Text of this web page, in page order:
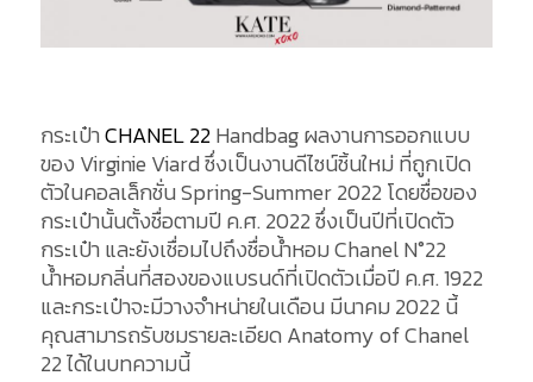
กระเป๋าCHANEL 22Handbag ผลงานการออกแบบ
ของ Virginie Viard ซึ่งเป็นงานดีไซน์ชิ้นใหม่ ที่ถูกเปิด
ตัวในคอลเล็กชั่น Spring-Summer 2022 โดยชื่อของ
กระเป๋านั้นตั้งชื่อตามปี ค.ศ. 2022 ซึ่งเป็นปีที่เปิดตัว
กระเป๋า และยังเชื่อมไปถึงชื่อน้ำหอม Chanel N°22
น้ำหอมกลิ่นที่สองของแบรนด์ที่เปิดตัวเมื่อปี ค.ศ. 1922
และกระเป๋าจะมีวางจำหน่ายในเดือน มีนาคม 2022 นี้
คุณสามารถรับชมรายละเอียด Anatomy of Chanel
22 ได้ในบทความนี้